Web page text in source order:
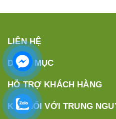
LIÊN HỆ
DANH MỤC
HỖ TRỢ KHÁCH HÀNG
KẾT NỐI VỚI TRUNG